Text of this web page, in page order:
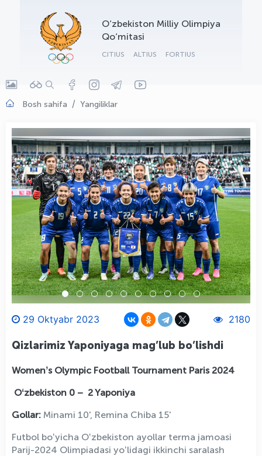
O‘zbekiston Milliy Olimpiya
Qo‘mitasi
CITIUS ALTIUS FORTIUS
Bosh sahifa Yangiliklar
29 Oktyabr 2023 2180
Qizlarimiz Yaponiyaga mag’lub bo’lishdi
Womenʼs Olympic Football Tournament Paris 2024
Oʻzbekiston 0 – 2 Yaponiya
Gollar: Minami 10', Remina Chiba 15'
Futbol boʻyicha Oʻzbekiston ayollar terma jamoasi
Parij-2024 Olimpiadasi yoʻlidagi ikkinchi saralash
OLYMPCHIK AI - yordamchi
Onlayn · olympic.uz